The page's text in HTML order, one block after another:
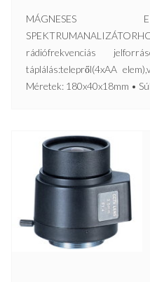
MÁGNESES
rádiófrekvenciás
táplálás:telepről(4xAA
Méretek: 180x40x18mm •